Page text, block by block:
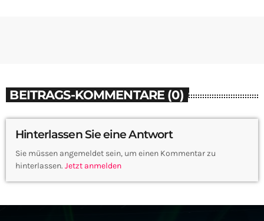
BEITRAGS-KOMMENTARE (0)
Hinterlassen Sie eine Antwort
Sie müssen angemeldet sein, um einen Kommentar zu
hinterlassen. Jetzt anmelden